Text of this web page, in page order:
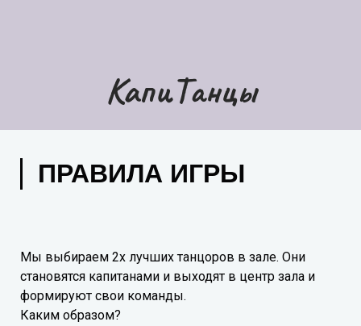
КапиТанцы
ПРАВИЛА ИГРЫ
Мы выбираем 2х лучших танцоров в зале. Они
становятся капитанами и выходят в центр зала и
формируют свои команды.
Каким образом?